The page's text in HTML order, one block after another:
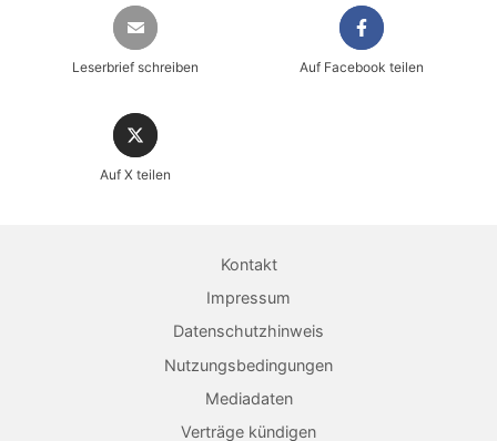
Sicher einkaufen im heise shop
Leserbrief schreiben Auf Facebook teilen
Auf X teilen
Kontakt
Impressum
Datenschutzhinweis
Nutzungsbedingungen
Mediadaten
Verträge kündigen